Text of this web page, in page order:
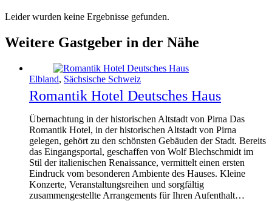
Leider wurden keine Ergebnisse gefunden.
Weitere Gastgeber in der Nähe
Elbland, Sächsische Schweiz
Romantik Hotel Deutsches Haus
Übernachtung in der historischen Altstadt von Pirna Das
Romantik Hotel, in der historischen Altstadt von Pirna
gelegen, gehört zu den schönsten Gebäuden der Stadt. Bereits
das Eingangsportal, geschaffen von Wolf Blechschmidt im
Stil der italienischen Renaissance, vermittelt einen ersten
Eindruck vom besonderen Ambiente des Hauses. Kleine
Konzerte, Veranstaltungsreihen und sorgfältig
zusammengestellte Arrangements für Ihren Aufenthalt…